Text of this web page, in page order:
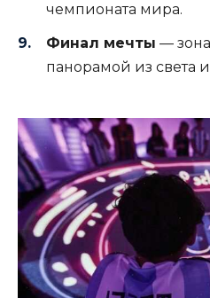
чемпионата мира.
Финал мечты —
панорамой из света и